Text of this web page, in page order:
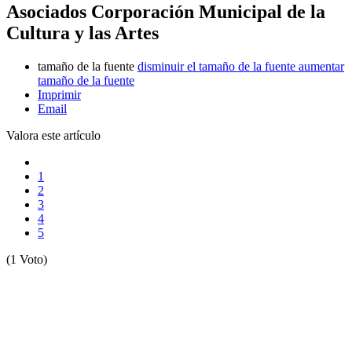
Asociados Corporación Municipal de la
Cultura y las Artes
tamaño de la fuente disminuir el tamaño de la fuente aumentar
tamaño de la fuente
Imprimir
Email
Valora este artículo
1
2
3
4
5
(1 Voto)